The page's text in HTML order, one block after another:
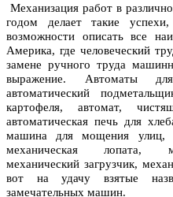
Механизация работ в
годом делает такие
возможности описать все
Америка, где человеческий
замене ручного труда
выражение. Автоматы
автоматический
картофеля, автомат,
автоматическая печь для
машина для мощения улиц,
механическая лопата,
механический загрузчик,
вот на удачу взятые
замечательных машин.